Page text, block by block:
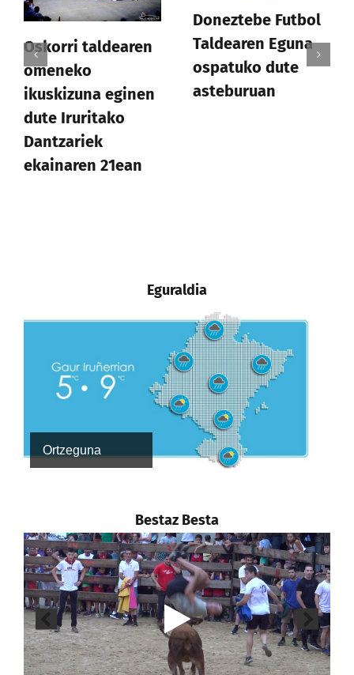
Oskorri taldearen
omeneko
ikuskizuna eginen
dute Iruritako
Dantzariek
ekainaren 21ean
Doneztebe Futbol
Taldearen Eguna
ospatuko dute
asteburuan
Eguraldia
Ortzeguna
Bestaz Besta